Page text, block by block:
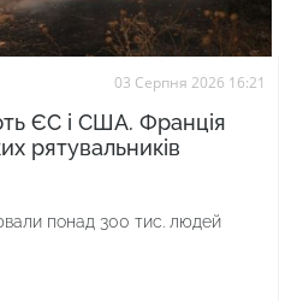
03 Серпня 2026 16:21
ЄС і США. Франція
рятувальників
понад 300 тис. людей